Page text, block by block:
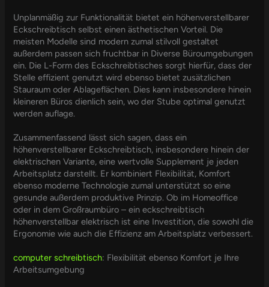
Unplanmäßig zur Funktionalität bietet ein höhenverstellbarer
Eckschreibtisch selbst einen ästhetischen Vorteil. Die
meisten Modelle sind modern zumal stilvoll gestaltet
außerdem passen sich fruchtbar in Diverse Büroumgebungen
ein. Die L-Form des Eckschreibtisches sorgt hierfür, dass der
Stelle effizient genutzt wird ebenso bietet zusätzlichen
Stauraum oder Ablageflächen. Dies kann insbesondere hinein
kleineren Büros dienlich sein, wo der Stube optimal genutzt
werden auflage.
Zusammenfassend lässt sich sagen, dass ein
höhenverstellbarer Eckschreibtisch, insbesondere hinein der
elektrischen Variante, eine wertvolle Supplement je jeden
Arbeitsplatz darstellt. Er kombiniert Flexibilität, Komfort
ebenso moderne Technologie zumal unterstützt so eine
gesunde außerdem produktive Prinzip. Ob im Homeoffice
oder in dem Großraumbüro – ein eckschreibtisch
höhenverstellbar elektrisch ist eine Investition, die sowohl die
Ergonomie wie auch die Effizienz am Arbeitsplatz verbessert.
computer schreibtisch: Flexibilität ebenso Komfort je Ihre
Arbeitsumgebung